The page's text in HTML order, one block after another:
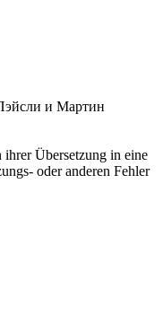
и Мартин
Übersetzung in eine
oder anderen Fehler